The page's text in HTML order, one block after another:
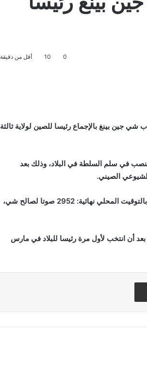
0
10 أقل من دقيقة
جين بينغ بالإجماع رئيسا للصين لولاية ثالثة
في سلم السلطة في البلاد، وذلك بعد
الصيني.
وجاءت نتيجة تصويت النواب التي أعلنت قبيل الساعة 11 صباح اليوم بالتوقيت المحلي نهائية: 2952 صوتا لصالح شي،
ثالثة، بعد أن انتخب لأول مرة رئيسا للبلاد في مارس
مشاركة عبر البريد